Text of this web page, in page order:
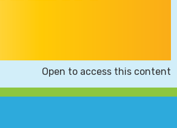
Open to access this content